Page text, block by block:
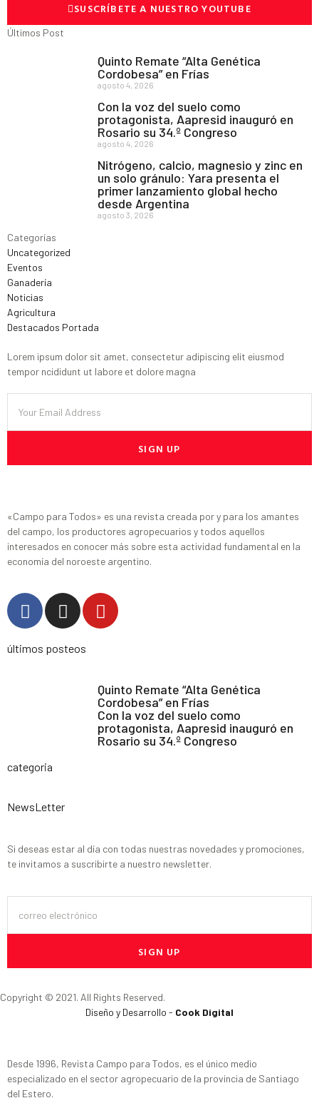
SUSCRÍBETE A NUESTRO YOUTUBE
Últimos Post
Quinto Remate “Alta Genética
Cordobesa” en Frías
agosto 4, 2026
Con la voz del suelo como
protagonista, Aapresid inauguró en
Rosario su 34.º Congreso
agosto 4, 2026
Nitrógeno, calcio, magnesio y zinc en
un solo gránulo: Yara presenta el
primer lanzamiento global hecho
desde Argentina
agosto 3, 2026
Categorías
Uncategorized
Eventos
Ganadería
Noticias
Agricultura
Destacados Portada
Lorem ipsum dolor sit amet, consectetur adipiscing elit eiusmod
tempor ncididunt ut labore et dolore magna
SIGN UP
«Campo para Todos» es una revista creada por y para los amantes
del campo, los productores agropecuarios y todos aquellos
interesados en conocer más sobre esta actividad fundamental en la
economía del noroeste argentino.
últimos posteos
Quinto Remate “Alta Genética
Cordobesa” en Frías
Con la voz del suelo como
protagonista, Aapresid inauguró en
Rosario su 34.º Congreso
categoria
NewsLetter
Si deseas estar al día con todas nuestras novedades y promociones,
te invitamos a suscribirte a nuestro newsletter.
SIGN UP
Copyright © 2021. All Rights Reserved.
Diseño y Desarrollo - Cook Digital
Desde 1996, Revista Campo para Todos, es el único medio
especializado en el sector agropecuario de la provincia de Santiago
del Estero.